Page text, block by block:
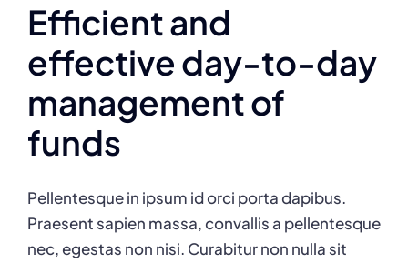
Efficient and
effective day-to-day
management of
funds
Pellentesque in ipsum id orci porta dapibus.
Praesent sapien massa, convallis a pellentesque
nec, egestas non nisi. Curabitur non nulla sit